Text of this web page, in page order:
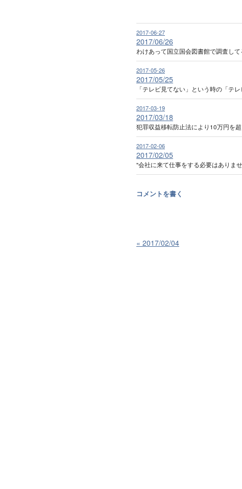
2017-06-27
2017/06/26
わけあって国立国会図書館で調査し
2017-05-26
2017/05/25
「テレビ見てない」という時の「テ
2017-03-19
2017/03/18
犯罪収益移転防止法により10万円を
2017-02-06
2017/02/05
"会社に来て仕事をする必要はありま
コメントを書く
« 2017/02/04